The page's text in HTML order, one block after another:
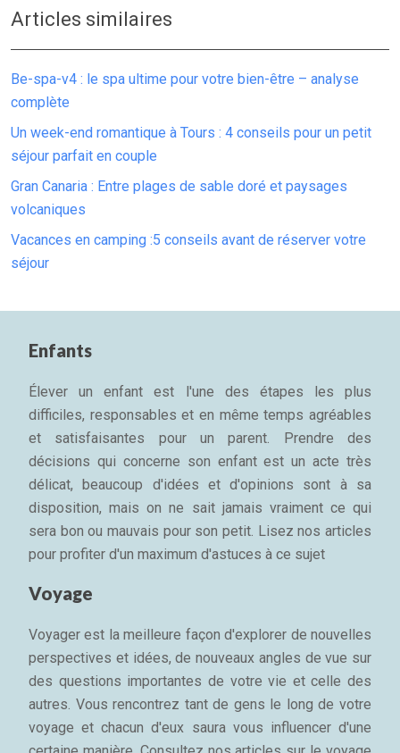
Articles similaires
Be-spa-v4 : le spa ultime pour votre bien-être – analyse
complète
Un week-end romantique à Tours : 4 conseils pour un petit
séjour parfait en couple
Gran Canaria : Entre plages de sable doré et paysages
volcaniques
Vacances en camping :5 conseils avant de réserver votre
séjour
Enfants
Élever un enfant est l'une des étapes les plus
difficiles, responsables et en même temps agréables
et satisfaisantes pour un parent. Prendre des
décisions qui concerne son enfant est un acte très
délicat, beaucoup d'idées et d'opinions sont à sa
disposition, mais on ne sait jamais vraiment ce qui
sera bon ou mauvais pour son petit. Lisez nos articles
pour profiter d'un maximum d'astuces à ce sujet
Voyage
Voyager est la meilleure façon d'explorer de nouvelles
perspectives et idées, de nouveaux angles de vue sur
des questions importantes de votre vie et celle des
autres. Vous rencontrez tant de gens le long de votre
voyage et chacun d'eux saura vous influencer d'une